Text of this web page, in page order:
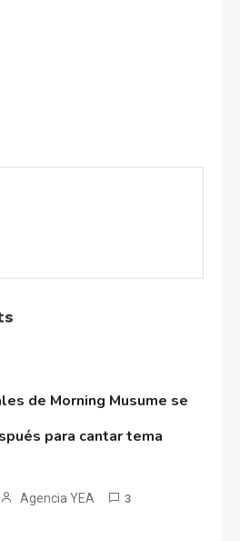
de Morning Musume se
para cantar tema
Agencia YEA 3